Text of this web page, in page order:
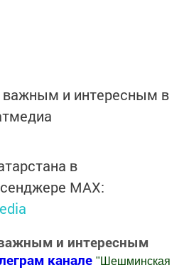
и интересным в
в
MАХ:
и интересным
канале " Шешминская